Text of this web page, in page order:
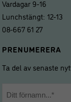
Vardagar 9-16
Lunchstängt: 12-13
08-667 61 27
PRENUMERERA
Ta del av senaste